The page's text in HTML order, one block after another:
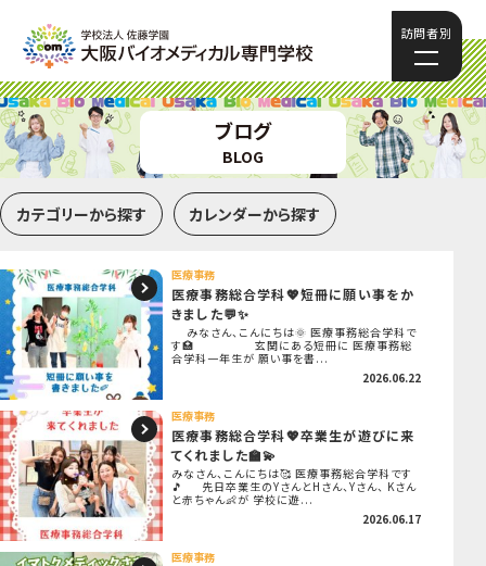
訪問者別
ブログ
BLOG
カテゴリーから探す カレンダーから探す
医療事務
医療事務総合学科💖短冊に願い事をか
きました💬✨
みなさん、こんにちは🌞 医療事務総合学科で
す🏥 玄関にある短冊に 医療事務総
合学科一年生が 願い事を書...
2026.06.22
医療事務
医療事務総合学科💖卒業生が遊びに来
てくれました🏫💫
みなさん、こんにちは🥰 医療事務総合学科です
🎵 先日卒業生のYさんとHさん、Yさん、 Kさん
と赤ちゃん👶が 学校に遊...
2026.06.17
医療事務